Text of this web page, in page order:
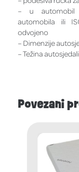
– u automobil
automobila ili
odvojeno
– Dimenzije
– Težina
Povezani